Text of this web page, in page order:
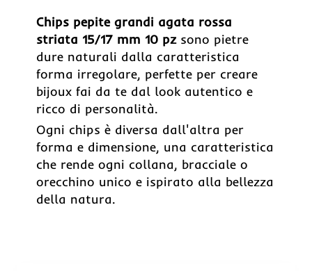
-18%
Chips pepite grandi agata rossa
striata 15/17 mm 10 pzsono pietre
dure naturali dalla caratteristica
forma irregolare, perfette per creare
bijoux fai da te dal look autentico e
ricco di personalità.
Ogni chips è diversa dall'altra per
forma e dimensione, una caratteristica
che rende ogni collana, bracciale o
orecchino unico e ispirato alla bellezza
della natura.